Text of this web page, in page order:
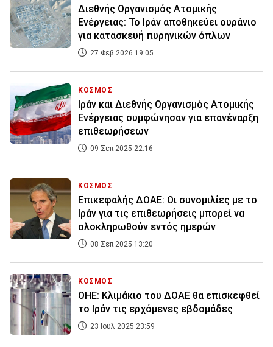
Διεθνής Οργανισμός Ατομικής
Ενέργειας: Το Ιράν αποθηκεύει ουράνιο
για κατασκευή πυρηνικών όπλων
27 Φεβ 2026 19:05
ΚΟΣΜΟΣ
Ιράν και Διεθνής Οργανισμός Ατομικής
Ενέργειας συμφώνησαν για επανέναρξη
επιθεωρήσεων
09 Σεπ 2025 22:16
ΚΟΣΜΟΣ
Επικεφαλής ΔΟΑΕ: Οι συνομιλίες με το
Ιράν για τις επιθεωρήσεις μπορεί να
ολοκληρωθούν εντός ημερών
08 Σεπ 2025 13:20
ΚΟΣΜΟΣ
ΟΗΕ: Κλιμάκιο του ΔΟΑΕ θα επισκεφθεί
το Ιράν τις ερχόμενες εβδομάδες
23 Ιουλ 2025 23:59